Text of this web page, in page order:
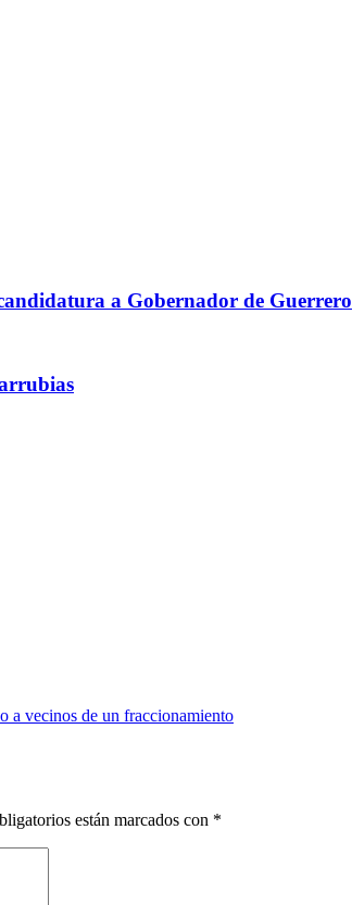
a Gobernador de Guerrero
a vecinos de un fraccionamiento
están marcados con *